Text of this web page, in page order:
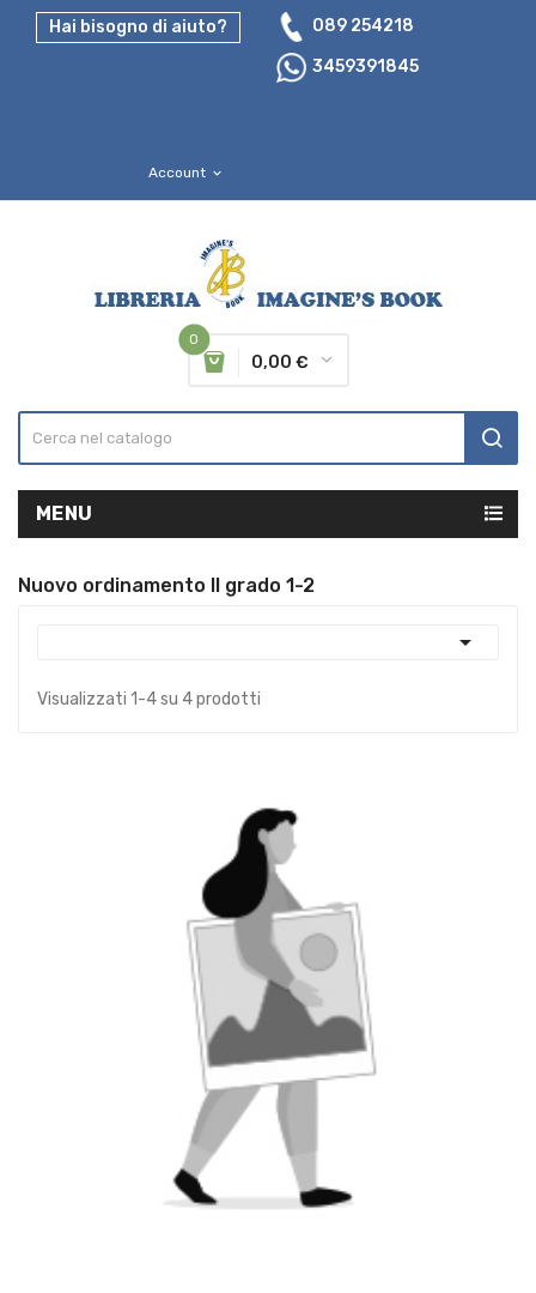
Hai bisogno di aiuto?
089 254218
3459391845
Account expand_more
0
0,00 €
MENU
Nuovo ordinamento II grado 1-2

Visualizzati 1-4 su 4 prodotti